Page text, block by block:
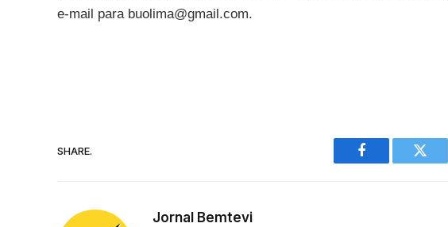
e-mail para buolima@gmail.com.
SHARE.
Facebook
Jornal Bemtevi